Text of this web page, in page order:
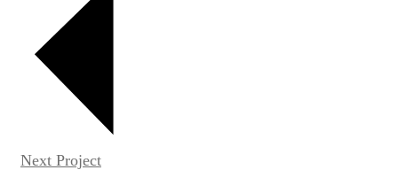
Next Project